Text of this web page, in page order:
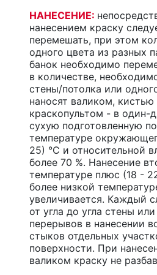
НАНЕСЕНИЕ:
нанесением краску
перемешать, при этом
одного цвета из разных
банок необходимо
в количестве,
стены/потолка или
наносят валиком, кистью
краскопультом - в один-
сухую подготовленную
температуре
25) °С и относительной
более 70 %. Нанесение
температуре плюс (18 -
более низкой
увеличивается. Каждый
от угла до угла стены
перерывов в нанесении
стыков отдельных
поверхности. При
валиком краску не